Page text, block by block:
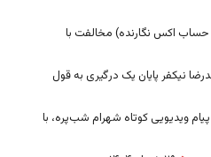
اکس نگارنده) مخالفت با
نیکفر پایان یک درگیری به قول
پیام ویدیویی کوتاه شهرام شب‌پره، با